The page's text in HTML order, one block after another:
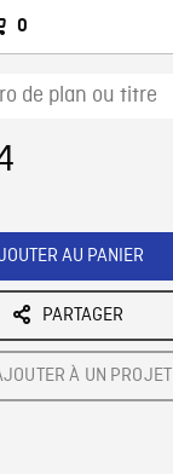
0
AU PANIER
PARTAGER
À UN PROJET